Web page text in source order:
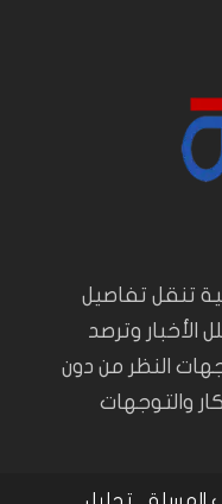
تنقل تفاصيل
الأخبار وترصد
النظر من دون
والتوجهات